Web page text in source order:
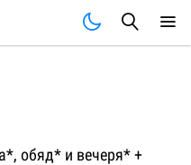
обяд* и вечеря* +